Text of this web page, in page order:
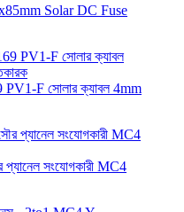
Solar DC Fuse
F সোলার ক্যাবল 4mm
সংযোগকারী MC4